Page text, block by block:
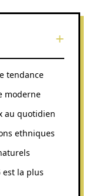
tendance
moderne
au quotidien
ethniques
est la plus